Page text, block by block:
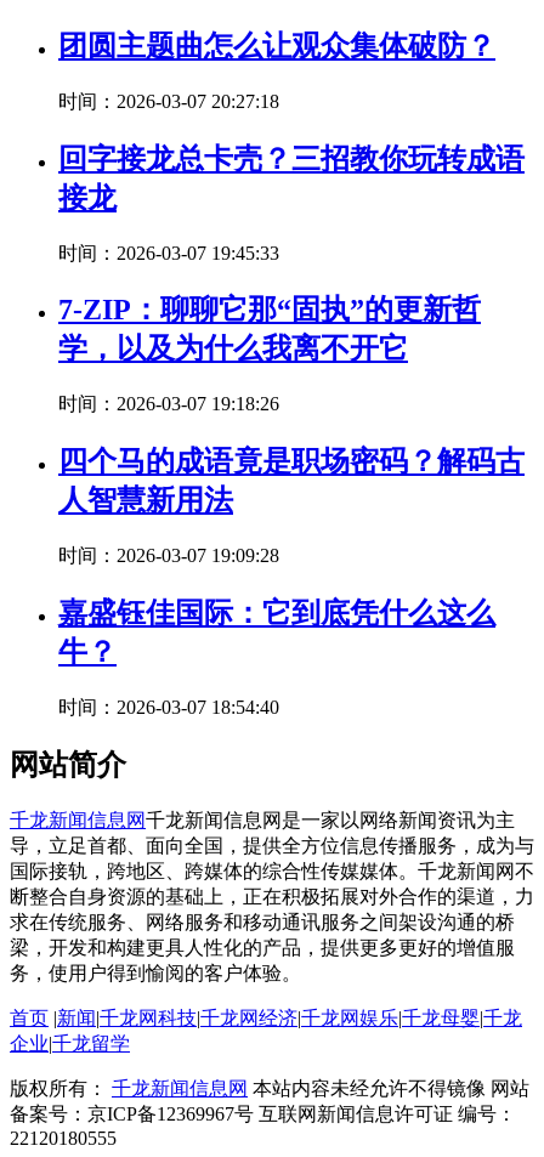
团圆主题曲怎么让观众集体破防？
时间：2026-03-07 20:27:18
回字接龙总卡壳？三招教你玩转成语
接龙
时间：2026-03-07 19:45:33
7-ZIP：聊聊它那“固执”的更新哲
学，以及为什么我离不开它
时间：2026-03-07 19:18:26
四个马的成语竟是职场密码？解码古
人智慧新用法
时间：2026-03-07 19:09:28
嘉盛钰佳国际：它到底凭什么这么
牛？
时间：2026-03-07 18:54:40
网站简介
千龙新闻信息网千龙新闻信息网是一家以网络新闻资讯为主
导，立足首都、面向全国，提供全方位信息传播服务，成为与
国际接轨，跨地区、跨媒体的综合性传媒媒体。千龙新闻网不
断整合自身资源的基础上，正在积极拓展对外合作的渠道，力
求在传统服务、网络服务和移动通讯服务之间架设沟通的桥
梁，开发和构建更具人性化的产品，提供更多更好的增值服
务，使用户得到愉阅的客户体验。
首页 |新闻|千龙网科技|千龙网经济|千龙网娱乐|千龙母婴|千龙
企业|千龙留学
版权所有： 千龙新闻信息网 本站内容未经允许不得镜像 网站
备案号：京ICP备12369967号 互联网新闻信息许可证 编号：
22120180555